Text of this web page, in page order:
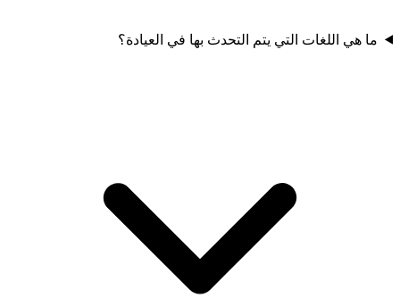
ما هي اللغات التي يتم التحدث بها في العيادة؟